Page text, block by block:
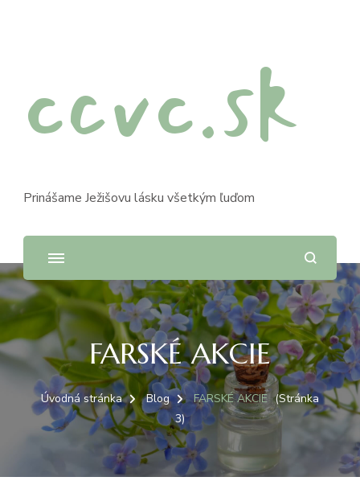
ccvc.sk
Prinášame Ježišovu lásku všetkým ľuďom
FARSKÉ AKCIE
Úvodná stránka Blog FARSKÉ AKCIE (Stránka
3)